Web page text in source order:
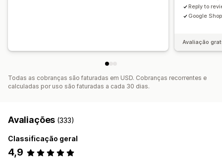
Reply to
Google
Avaliação
Todas as cobranças são faturadas em USD. Cobranças recorrentes e
calculadas por uso são faturadas a cada 30 dias.
Avaliações (333)
Classificação geral
4,9